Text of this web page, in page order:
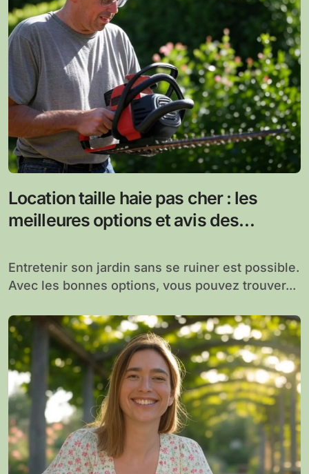
Location taille haie pas cher : les
meilleures options et avis des
entretenu
Entretenir son jardin sans se ruiner est possible.
Avec les bonnes options, vous pouvez trouver...